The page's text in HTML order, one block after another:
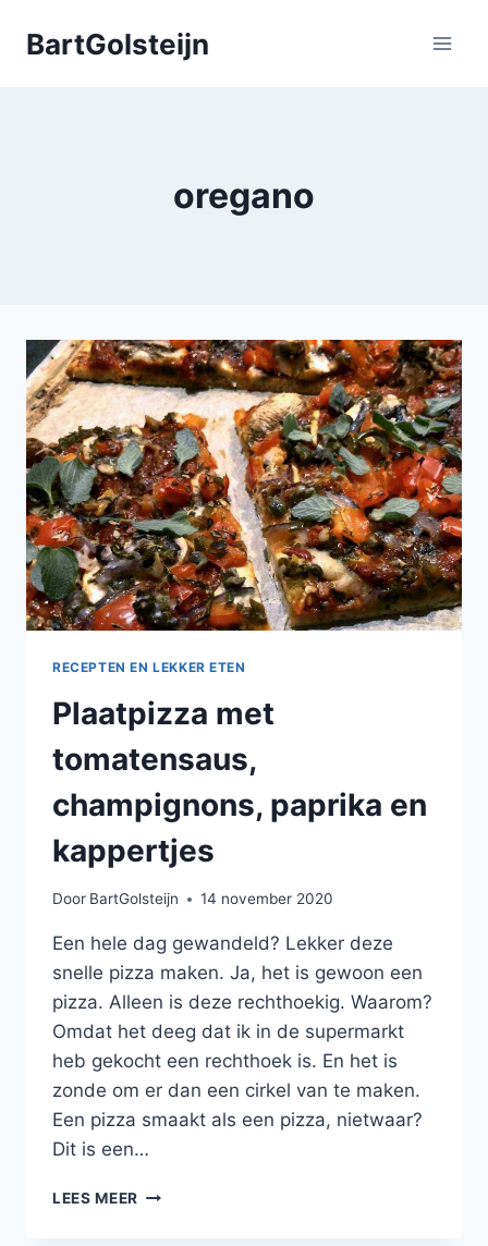
naarBartGolsteijn
oregano
RECEPTEN EN LEKKER ETEN
Plaatpizza met
tomatensaus,
champignons, paprika en
kappertjes
Door BartGolsteijn 14 november 2020
Een hele dag gewandeld? Lekker deze
snelle pizza maken. Ja, het is gewoon een
pizza. Alleen is deze rechthoekig. Waarom?
Omdat het deeg dat ik in de supermarkt
heb gekocht een rechthoek is. En het is
zonde om er dan een cirkel van te maken.
Een pizza smaakt als een pizza, nietwaar?
Dit is een…
LEES MEER PLAATPIZZA